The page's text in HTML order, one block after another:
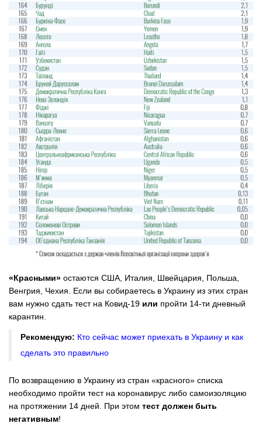
«Красными» остаются США, Италия, Швейцария, Польша,
Венгрия, Чехия. Если вы собираетесь в Украину из этих стран
вам нужно сдать тест на Ковид-19 или пройти 14-ти дневный
карантин.
Рекомендую: Кто сейчас может приехать в Украину и как
сделать это правильно
По возвращению в Украину из стран «красного» списка
необходимо пройти тест на коронавирус либо самоизоляцию
на протяжении 14 дней. При этом тест должен быть
негативным!